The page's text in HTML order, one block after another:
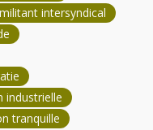
intersyndical
industrielle
tranquille